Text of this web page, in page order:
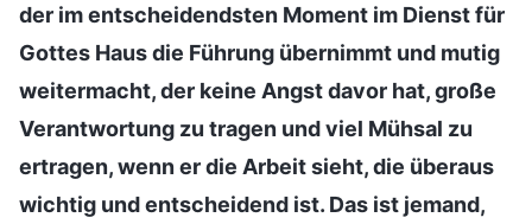
der im entscheidendsten Moment im Dienst für
Gottes Haus die Führung übernimmt und mutig
weitermacht, der keine Angst davor hat, große
Verantwortung zu tragen und viel Mühsal zu
ertragen, wenn er die Arbeit sieht, die überaus
wichtig und entscheidend ist. Das ist jemand,